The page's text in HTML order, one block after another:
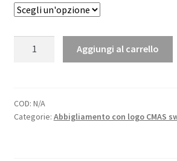
quantità
Aggiungi al carrello
COD: N/A
Categorie: Abbigliamento con logo CMAS